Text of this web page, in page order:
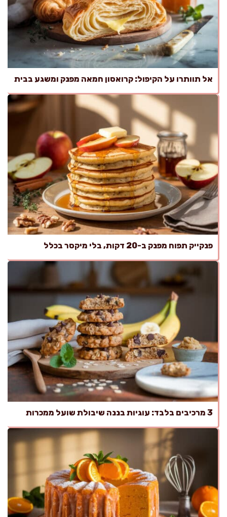
אל תוותרו על הקיפול: קרואסון חמאה מפנק ומשגע בבית
פנקייק תפוח מפנק ב-20 דקות, בלי מיקסר בכלל
3 מרכיבים בלבד: עוגיות בננה שיבולת שועל ממכרות